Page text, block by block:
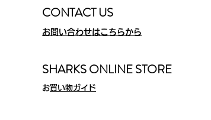
CONTACT US
お問い合わせはこちらから
SHARKS ONLINE STORE
​お買い物ガイド